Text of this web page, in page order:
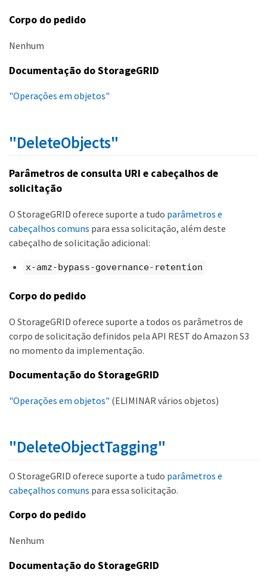
Corpo do pedido
Nenhum
Documentação do StorageGRID
"Operações em objetos"
"DeleteObjects"
Parâmetros de consulta URI e cabeçalhos de
solicitação
O StorageGRID oferece suporte a tudo parâmetros e
cabeçalhos comuns para essa solicitação, além deste
cabeçalho de solicitação adicional:
x-amz-bypass-governance-retention
Corpo do pedido
O StorageGRID oferece suporte a todos os parâmetros de
corpo de solicitação definidos pela API REST do Amazon S3
no momento da implementação.
Documentação do StorageGRID
"Operações em objetos" (ELIMINAR vários objetos)
"DeleteObjectTagging"
O StorageGRID oferece suporte a tudo parâmetros e
cabeçalhos comuns para essa solicitação.
Corpo do pedido
Nenhum
Documentação do StorageGRID